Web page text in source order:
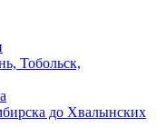
Тобольск,
до Хвалынских